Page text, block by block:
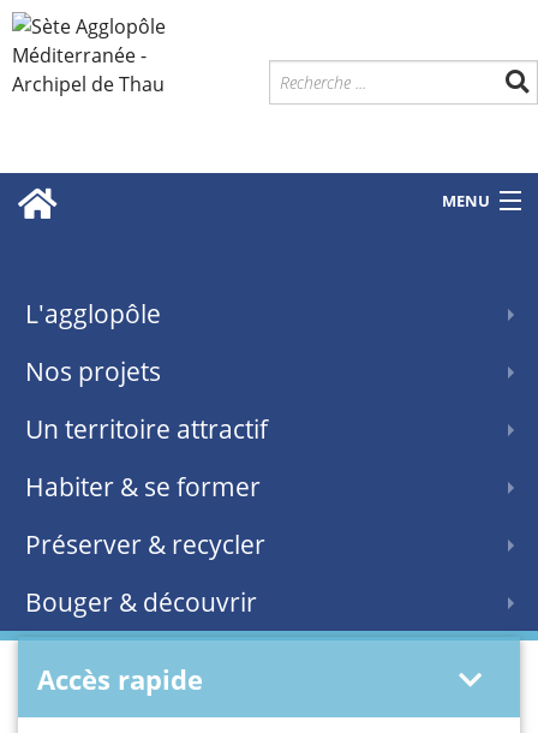
MENU
L'agglopôle
Nos projets
Un territoire attractif
Habiter & se former
Préserver & recycler
Bouger & découvrir
Accès rapide